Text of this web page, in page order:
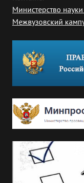
Министерство
Межвузовский